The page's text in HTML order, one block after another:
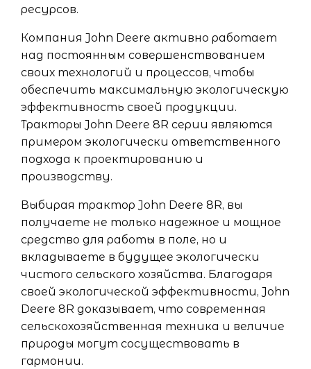
ресурсов.
Компания John Deere активно работает
над постоянным совершенствованием
своих технологий и процессов, чтобы
обеспечить максимальную экологическую
эффективность своей продукции.
Тракторы John Deere 8R серии являются
примером экологически ответственного
подхода к проектированию и
производству.
Выбирая трактор John Deere 8R, вы
получаете не только надежное и мощное
средство для работы в поле, но и
вкладываете в будущее экологически
чистого сельского хозяйства. Благодаря
своей экологической эффективности, John
Deere 8R доказывает, что современная
сельскохозяйственная техника и величие
природы могут сосуществовать в
гармонии.